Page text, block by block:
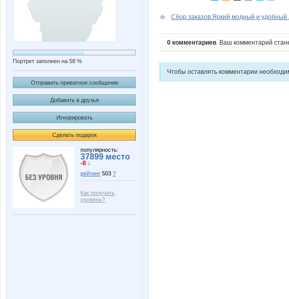
Портрет заполнен на 58 %
Отправить приватное сообщение
Добавить в друзья
Игнорировать
Сделать подарок
популярность:
37899 место
-8 ↓
рейтинг 503 ?
Как получить
уровень?
Сбор заказов.Яркий,модный,и удобный
0 комментариев. Ваш комментарий
Чтобы оставлять комментарии